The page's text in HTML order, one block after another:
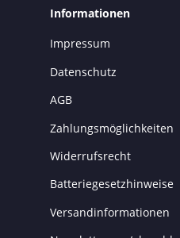
Informationen
Impressum
Datenschutz
AGB
Zahlungsmöglichkeiten
Widerrufsrecht
Batteriegesetzhinweise
Versandinformationen